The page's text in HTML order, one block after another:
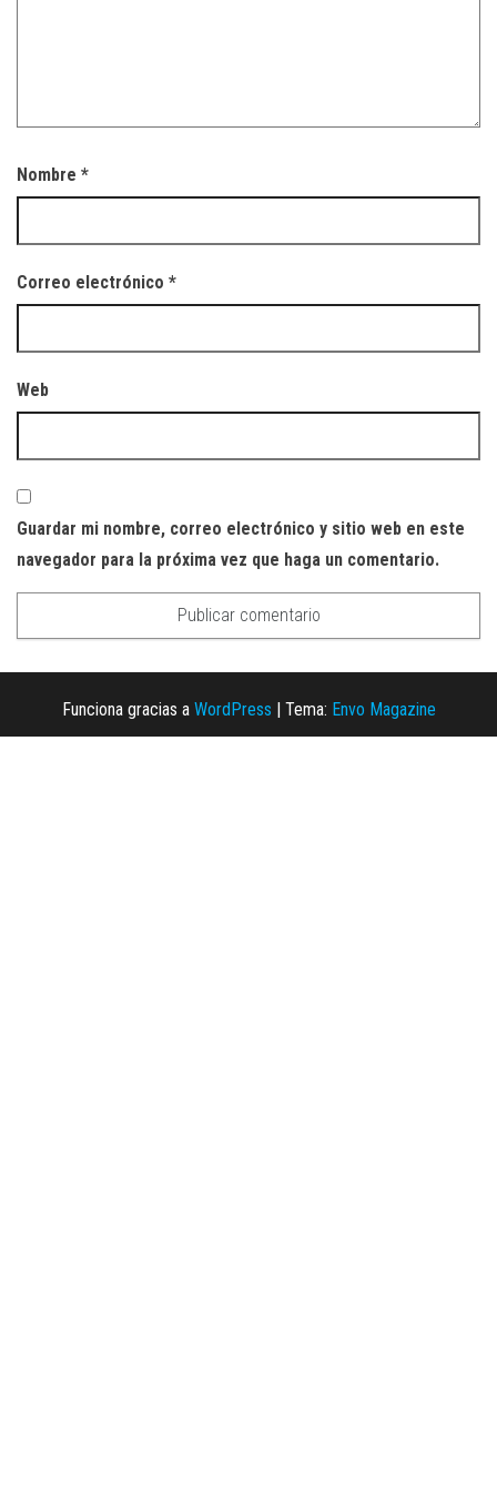
Nombre *
Correo electrónico *
Web
Guardar mi nombre, correo electrónico y sitio web en este
navegador para la próxima vez que haga un comentario.
Funciona gracias a WordPress | Tema: Envo Magazine